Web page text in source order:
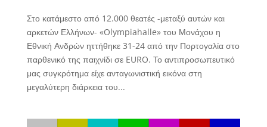
Στο κατάμεστο από 12.000 θεατές -μεταξύ αυτών και
αρκετών Ελλήνων- «Olympiahalle» του Μονάχου η
Εθνική Ανδρών ηττήθηκε 31-24 από την Πορτογαλία στο
παρθενικό της παιχνίδι σε EURO. Το αντιπροσωπευτικό
μας συγκρότημα είχε ανταγωνιστική εικόνα στη
μεγαλύτερη διάρκεια του...